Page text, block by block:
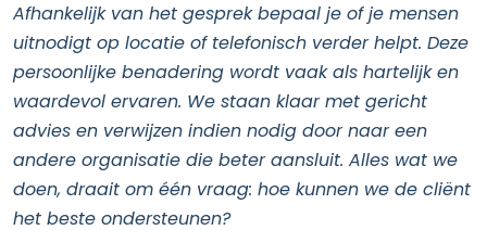
Afhankelijk van het gesprek bepaal je of je mensen
uitnodigt op locatie of telefonisch verder helpt. Deze
persoonlijke benadering wordt vaak als hartelijk en
waardevol ervaren. We staan klaar met gericht
advies en verwijzen indien nodig door naar een
andere organisatie die beter aansluit. Alles wat we
doen, draait om één vraag: hoe kunnen we de cliënt
het beste ondersteunen?